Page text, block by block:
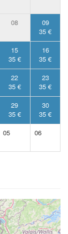
08
09
35 €
15
35 €
16
35 €
22
35 €
23
35 €
29
35 €
30
35 €
05 06